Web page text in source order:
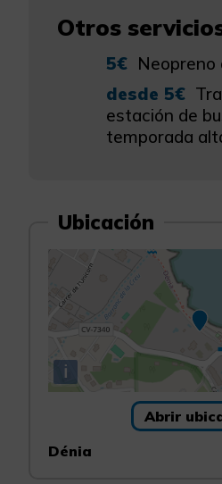
Otros
5€ Neopreno
desde 5€
estación de
temporada
Ubicación
i
Abrir
Dénia